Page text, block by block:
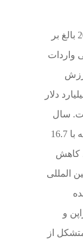
خرید جهانی موز وارداتی در سال 2022 بالغ بر
واردات
2018 که ارزش
المللی موز به ارزش 16.2 میلیارد دلار
یافت. سال
به سال، هزینه موز وارداتی در مقایسه با 16.7
8.3- درصد کاهش
5 خریدار بین المللی
و
از